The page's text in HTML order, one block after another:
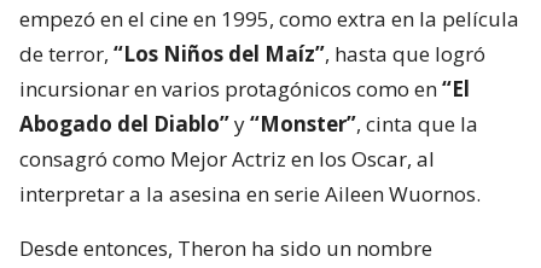
empezó en el cine en 1995, como extra en la película
de terror, “Los Niños del Maíz”, hasta que logró
incursionar en varios protagónicos como en“El
Abogado del Diablo”y“Monster”, cinta que la
consagró como Mejor Actriz en los Oscar, al
interpretar a la asesina en serie Aileen Wuornos.
Desde entonces, Theron ha sido un nombre